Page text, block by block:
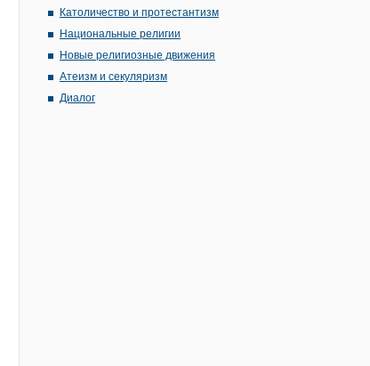
Католичество и протестантизм
Национальные религии
Новые религиозные движения
Атеизм и секуляризм
Диалог